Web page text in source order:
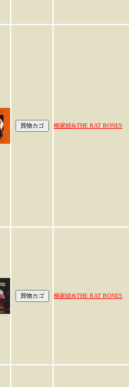
柳家睦&THE RAT BONES
柳家睦&THE RAT BONES